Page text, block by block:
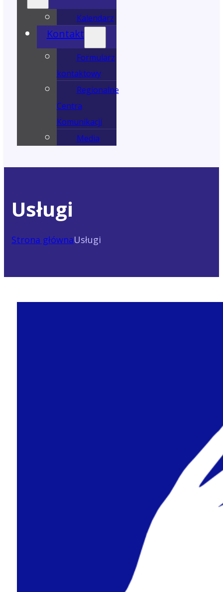
Kalendarz
Kontakt
Formularz
kontaktowy
Regionalne
Centra
Komunikacji
Media
Usługi
Strona głównaUsługi